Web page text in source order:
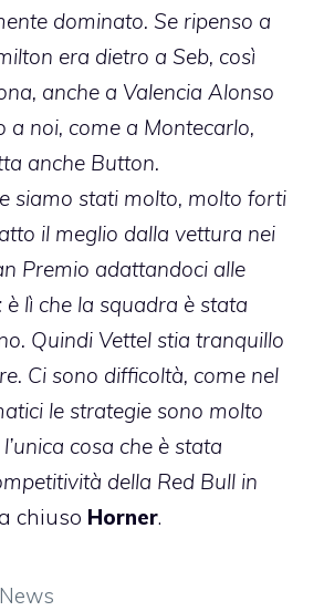
dominato. Se ripenso a
era dietro a Seb, così
​​anche a Valencia Alonso
a noi, come a Montecarlo,
anche Button.
siamo stati molto, molto forti
il meglio dalla vettura nei
Premio adattandoci alle
lì che la squadra è stata
Quindi Vettel stia tranquillo
Ci sono difficoltà, come nel
le strategie sono molto
cosa che è stata
della Red Bull in
chiuso Horner.
News